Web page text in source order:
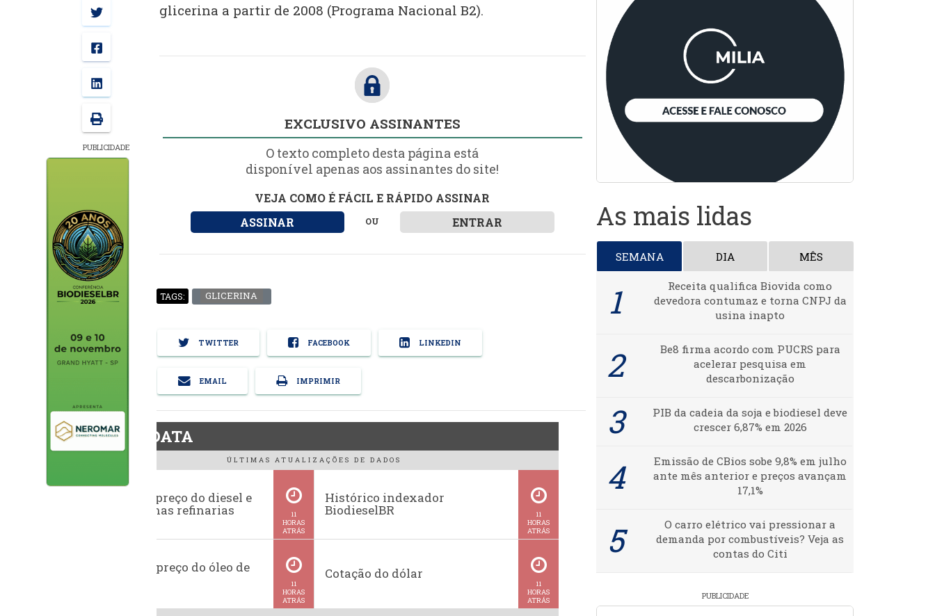
PUBLICIDADE
glicerina a partir de 2008 (Programa Nacional B2).
EXCLUSIVO ASSINANTES
O texto completo desta página está
disponível apenas aos assinantes do site!
VEJA COMO É FÁCIL E RÁPIDO ASSINAR
ASSINAR
OU ENTRAR
TAGS: GLICERINA
TWITTER FACEBOOK LINKEDIN
EMAIL IMPRIMIR
BiodieselDATA
ÚLTIMAS ATUALIZAÇÕES DE DADOS
Evolução do preço do diesel e
da gasolina nas refinarias
11
HORAS
ATRÁS
Histórico indexador
BiodieselBR
11
HORAS
ATRÁS
Histórico do preço do óleo de
11
HORAS
ATRÁS
Cotação do dólar
11
HORAS
ATRÁS
As mais lidas
SEMANA DIA MÊS
Receita qualifica Biovida como
devedora contumaz e torna CNPJ da
usina inapto
Be8 firma acordo com PUCRS para
acelerar pesquisa em
descarbonização
PIB da cadeia da soja e biodiesel deve
crescer 6,87% em 2026
Emissão de CBios sobe 9,8% em julho
ante mês anterior e preços avançam
17,1%
O carro elétrico vai pressionar a
demanda por combustíveis? Veja as
contas do Citi
PUBLICIDADE